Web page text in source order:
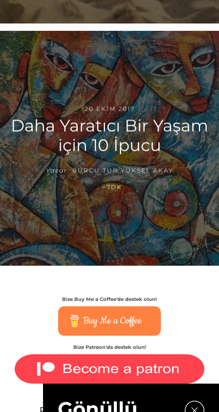
20 EKIM 2017
Daha Yaratıcı Bir Yaşam
için 10 İpucu
Yazar: BURCU TUR YÜKSEL AKAY
~7DK
Bize Buy Me a Coffee'de destek olun!
Buy Me a Coffee
Bize Patreon'da destek olun!